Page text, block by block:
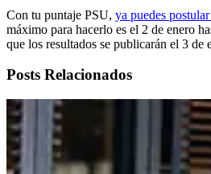
Con tu puntaje PSU, ya puedes
máximo para hacerlo es el 2 de enero
que los resultados se publicarán el 3 de
Posts Relacionados